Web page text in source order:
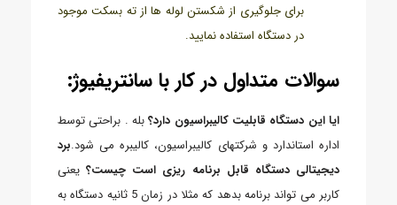
برای جلوگیری از شکستن لوله ها از ته بسکت موجود
در دستگاه استفاده نمایید.
سوالات متداول در کار با سانتریفیوژ:
ایا این دستگاه قابلیت کالیبراسیون دارد؟بله . براحتی توسط
اداره استاندارد و شرکتهای کالیبراسیون، کالیبره می شود.برد
دیجیتالی دستگاه قابل برنامه ریزی است چیست؟یعنی
کاربر می تواند برنامه بدهد که مثلا در زمان 5 ثانیه دستگاه به